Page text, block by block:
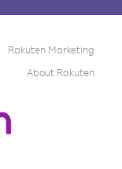
Rakuten Marketing
About Rakuten